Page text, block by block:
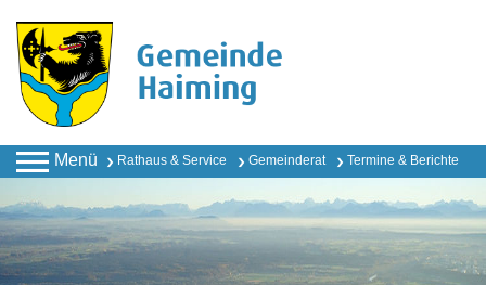
Menü Rathaus & Service Gemeinderat Termine & Berichte